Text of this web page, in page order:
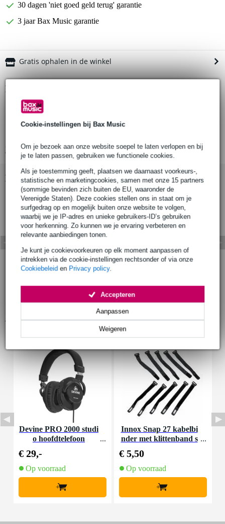
Cookie-instellingen bij Bax Music
Om je bezoek aan onze website soepel te laten verlopen en bij
je te laten passen, gebruiken we functionele cookies.
Als je toestemming geeft, plaatsen we daarnaast voorkeurs-,
statistische en marketingcookies, samen met onze 15 partners
(sommige bevinden zich buiten de EU, waaronder de
Verenigde Staten). Deze cookies stellen ons in staat om je
surfgedrag op en mogelijk buiten onze website te volgen,
waarbij we je IP-adres en unieke gebruikers-ID’s gebruiken
voor herkenning. Zo kunnen we je ervaring verbeteren en
relevante aanbiedingen tonen.
Je kunt je cookievoorkeuren op elk moment aanpassen of
intrekken via de cookie-instellingen rechtsonder of via onze
Cookiebeleid en Privacy policy.
Weigeren
Aanpassen
Accepteren
30 dagen 'niet goed geld terug' garantie
3 jaar Bax Music garantie
Gratis ophalen in de winkel
Productinformatie
hoge kwaliteit USB-C kabel
USB-C naar USB-B
Bekijk alle productspecificaties
Bekijk ook eens (5)
Accessoires (10)
Devine PRO 2000 studi
o hoofdtelefoon
€ 29,-
Op voorraad
+
Innox Snap 27 kabelbi
nder met klittenband s
€ 5,50
Op voorraad
+